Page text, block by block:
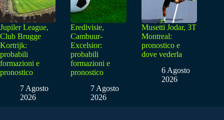
Jupiler League,
Club Brugge
Kortrijk:
probabili
formazioni e
pronostico
7 Agosto
2026
Eredivisie,
Cambuur-
Excelsior:
probabili
formazioni e
pronostico
7 Agosto
2026
Musetti Jodar, 3T
Montreal:
pronostico e
dove vederla
6 Agosto
2026